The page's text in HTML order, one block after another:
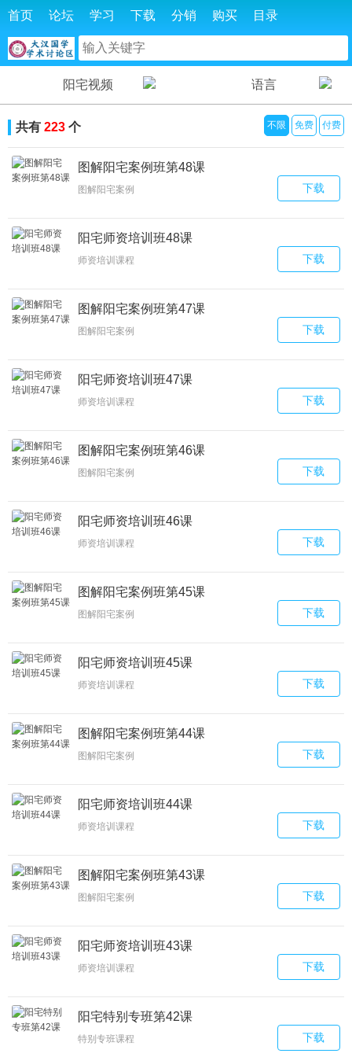
首页 论坛 学习 下载 分销 购买 目录
阳宅视频 语言
共有 223 个 不限 免费 付费
图解阳宅案例班第48课
图解阳宅案例 下载
阳宅师资培训班48课
师资培训课程 下载
图解阳宅案例班第47课
图解阳宅案例 下载
阳宅师资培训班47课
师资培训课程 下载
图解阳宅案例班第46课
图解阳宅案例 下载
阳宅师资培训班46课
师资培训课程 下载
图解阳宅案例班第45课
图解阳宅案例 下载
阳宅师资培训班45课
师资培训课程 下载
图解阳宅案例班第44课
图解阳宅案例 下载
阳宅师资培训班44课
师资培训课程 下载
图解阳宅案例班第43课
图解阳宅案例 下载
阳宅师资培训班43课
师资培训课程 下载
阳宅特别专班第42课
特别专班课程 下载